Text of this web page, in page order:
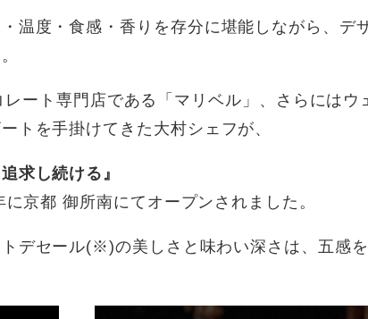
温度・食感・香りを存分に堪能しながら、デ
ート専門店である「マリベル」、さらにはウ
トを手掛けてきた大村シェフが、
求し続ける』
京都 御所南にてオープンされました。
デセール(※)の美しさと味わい深さは、五感